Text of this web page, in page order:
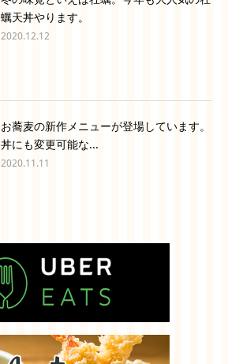
蠣天丼やります。
2020.12.12
お蕎麦の新作メニューが登場しています。
丼にも変更可能な...
2020.11.11